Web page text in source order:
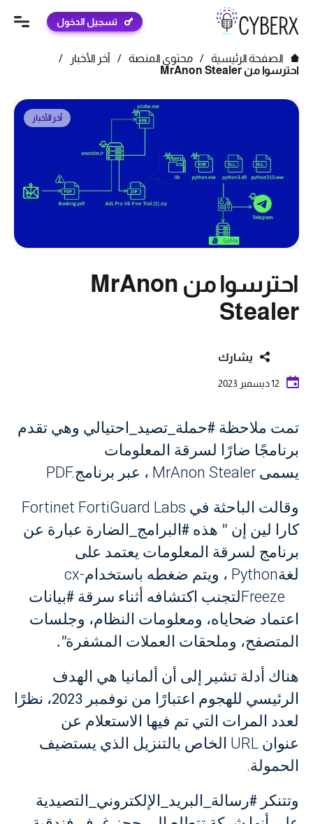
تسجيل الدخول
الصفحة الرئيسية / محتوى المنصة / آخر الأخبار
/
احترسوا من MrAnon Stealer
آخر الأخبار
احترسوا من MrAnon
Stealer
يشارك
12 ديسمبر 2023
تمت ملاحظة #حملة_تصيد_احتيالي وهي تقدم
برنامجًا ضارًا لسرقة المعلومات
يسمىMrAnon Stealer ، عبر برنامجPDF.
وقالت الباحثة في Fortinet FortiGuard Labs
كارا لين إن ” هذه #البرامج_الضارة عبارة عن
برنامج لسرقة المعلومات يعتمد على
لغةPython ، ويتم ضغطه باستخدامcx-
Freezeلتجنب اكتشافه أثناء سرقة #بيانات
اعتماد ضحاياه، ومعلومات النظام، وجلسات
المتصفح، وملحقات العملات المشفرة”.
هناك أدلة تشير إلى أن ألمانيا هي الهدف
الرئيسي للهجوم اعتبارًا من نوفمبر 2023، نظرًا
لعدد المرات التي تم فيها الاستعلام عن
عنوان URL الخاص بالتنزيل الذي يستضيف
الحمولة.
وتتنكر #رسالة_البريد_الإلكتروني_التصيدية